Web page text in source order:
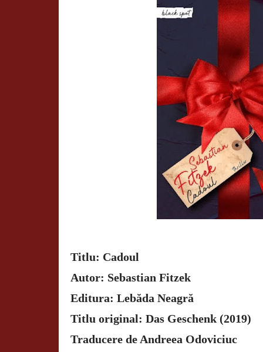
Titlu: Cadoul
Autor: Sebastian Fitzek
Editura: Lebăda Neagră
Titlu original: Das Geschenk (2019)
Traducere de Andreea Odoviciuc